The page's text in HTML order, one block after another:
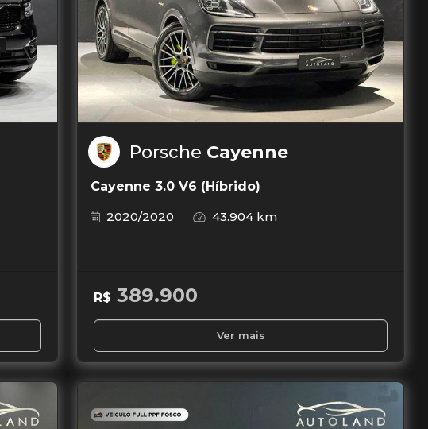
Porsche Cayenne
Cayenne 3.0 V6 (Híbrido)
2020/2020
43.904 km
R$ 389.900
Ver mais